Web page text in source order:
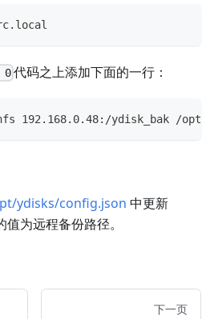
0 代码之上添加下面的一行：
192.168.0.48:/ydisk_bak /opt/
ydisks/config.json 中更新
值为远程备份路径。
下一页